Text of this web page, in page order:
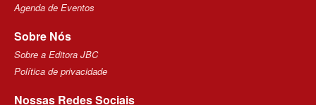
Agenda de Eventos
Sobre Nós
Sobre a Editora JBC
Política de privacidade
Nossas Redes Sociais